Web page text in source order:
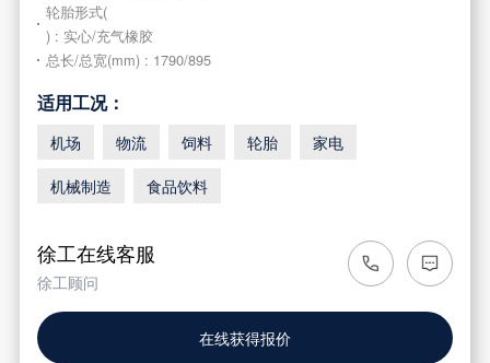
轮胎形式(
) : 实心/充气橡胶
总长/总宽(mm) : 1790/895
适用工况：
机场 物流 饲料 轮胎
家电
机械制造
食品饮料
徐工在线客服
徐工顾问
在线获得报价